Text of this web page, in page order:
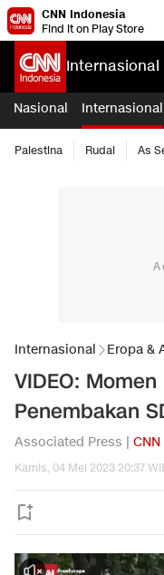
CNN Indonesia
Find it on Play Store
Internasional
Nasional Internasional
Palestina Rudal As
Internasional Eropa &
VIDEO:
Penembakan
Associated Press |
Kamis, 04 Mei 2023 20:37